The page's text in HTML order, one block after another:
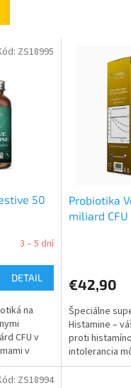
50
3 – 5 dní
DETAIL
na
CFU v
v
ZS18995
Probiotika
miliard CFU
€42,90
Špeciálne
Histamine –
proti
intolerancia
bremenom,...
ZS18994